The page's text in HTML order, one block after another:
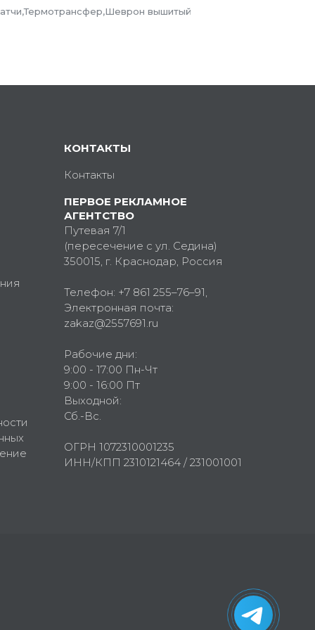
вышитый
КОНТАКТЫ
Контакты
ПЕРВОЕ РЕКЛАМНОЕ
АГЕНТСТВО
Путевая 7/1
(пересечение с ул. Седина)
350015, г. Краснодар, Россия
Телефон: +7 861 255–76–91,
Электронная почта:
zakaz@2557691.ru
Рабочие дни:
9:00 - 17:00 Пн-Чт
9:00 - 16:00 Пт
Выходной:
Сб.-Вс.
ОГРН 1072310001235
ИНН/КПП 2310121464 / 231001001